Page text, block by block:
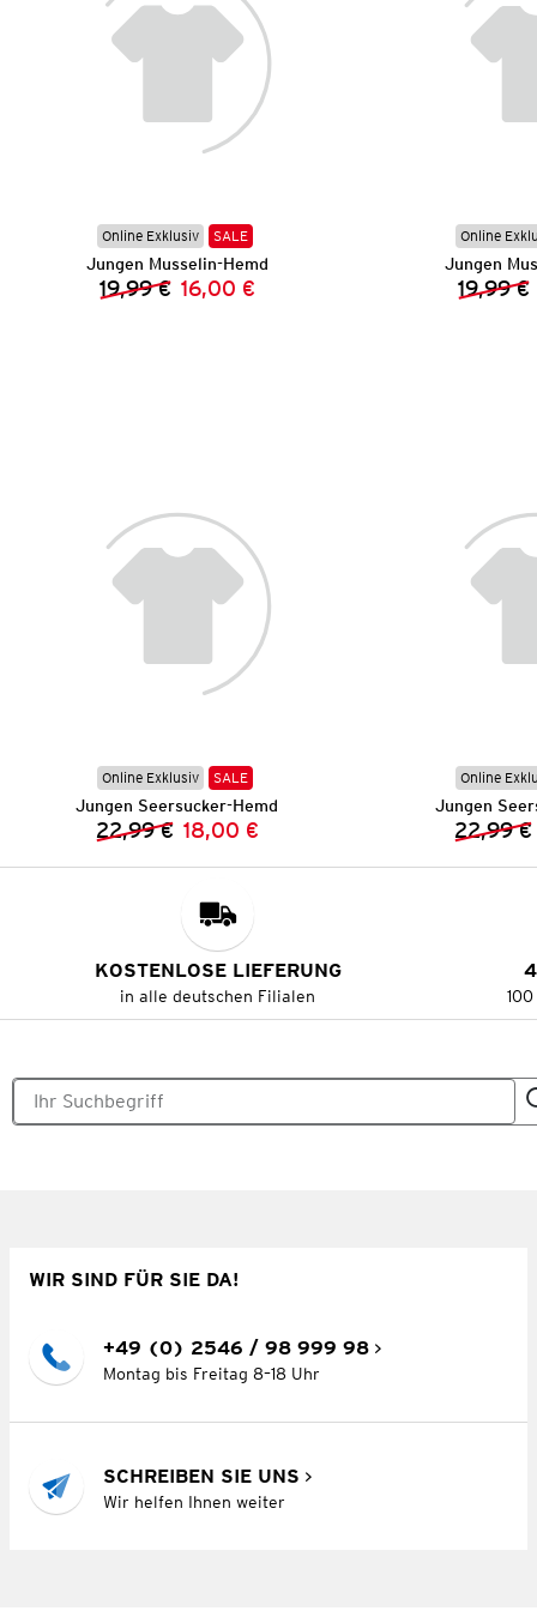
Online Exklusiv SALE
Jungen Musselin-Hemd
Vorheriger Preis:
19,99 € Neuer Preis:
16,00 €
Online
Jungen
19,99 €
Online Exklusiv SALE
Jungen Seersucker-Hemd
Vorheriger Preis:
22,99 € Neuer Preis:
18,00 €
Online
Jungen
22,99 €
KOSTENLOSE LIEFERUNG
in alle deutschen Filialen
WIR SIND FÜR SIE DA!
+49 (0) 2546 / 98 999 98
Montag bis Freitag 8–18 Uhr
SCHREIBEN SIE UNS
Wir helfen Ihnen weiter